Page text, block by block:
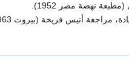
نهضة مصر 1952).
مراجعة أنيس فريحة (بيروت 1963).